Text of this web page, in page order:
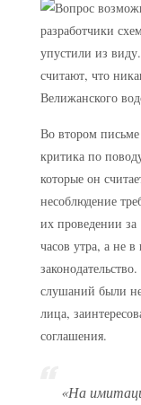
Во втором
критика по
которые он
несоблюдение
их проведении
часов утра, а не в
слушаний были
лица,
соглашения.
«На